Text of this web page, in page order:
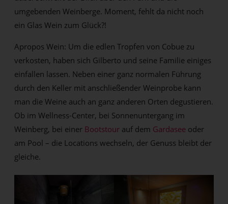
umgebenden Weinberge. Moment, fehlt da nicht noch
ein Glas Wein zum Glück?!
Apropos Wein: Um die edlen Tropfen von Cobue zu
verkosten, haben sich Gilberto und seine Familie einiges
einfallen lassen. Neben einer ganz normalen Führung
durch den Keller mit anschließender Weinprobe kann
man die Weine auch an ganz anderen Orten degustieren.
Ob im Wellness-Center, bei Sonnenuntergang im
Weinberg, bei einer Bootstour auf dem Gardasee oder
am Pool – die Locations wechseln, der Genuss bleibt der
gleiche.